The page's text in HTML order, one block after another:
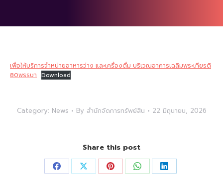
เพื่อให้บริการจำหน่ายอาหารว่าง และเครื่องดื่ม บริเวณอาคารเฉลิมพระเกียรติ
80พรรษา Download
Category: News By สำนักจัดการทรัพย์สิน 22 มิถุนายน, 2026
Share this post
Share Share Share Share Share